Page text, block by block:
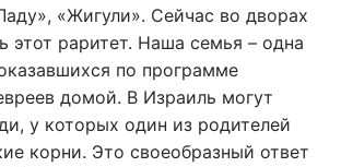
«Жигули». Сейчас во дворах
этот раритет. Наша семья – одна
по программе
домой. В Израиль могут
у которых один из родителей
корни. Это своеобразный ответ